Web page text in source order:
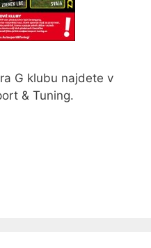
G klubu najdete v
& Tuning.